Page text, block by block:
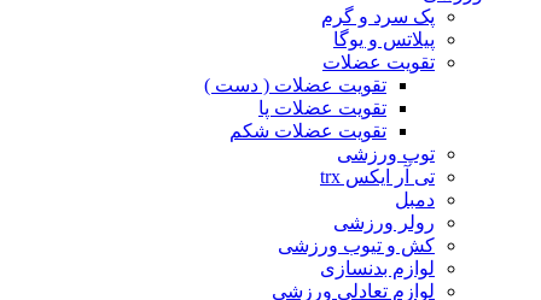
پک سرد و گرم
پیلاتس و یوگا
تقویت عضلات
تقویت عضلات ( دست )
تقویت عضلات پا
تقویت عضلات شکم
توپ ورزشی
تی آر ایکس trx
دمبل
رولر ورزشی
کش و تیوب ورزشی
لوازم بدنسازی
لوازم تعادلی ورزشی